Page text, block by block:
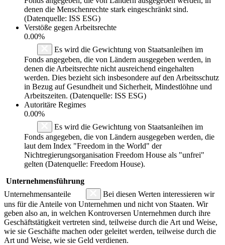
denen die Menschenrechte stark eingeschränkt sind.
(Datenquelle: ISS ESG)
Verstöße gegen Arbeitsrechte
0.00%
Es wird die Gewichtung von Staatsanleihen im
Fonds angegeben, die von Ländern ausgegeben werden, in
denen die Arbeitsrechte nicht ausreichend eingehalten
werden. Dies bezieht sich insbesondere auf den Arbeitsschutz
in Bezug auf Gesundheit und Sicherheit, Mindestlöhne und
Arbeitszeiten. (Datenquelle: ISS ESG)
Autoritäre Regimes
0.00%
Es wird die Gewichtung von Staatsanleihen im
Fonds angegeben, die von Ländern ausgegeben werden, die
laut dem Index "Freedom in the World" der
Nichtregierungsorganisation Freedom House als "unfrei"
gelten (Datenquelle: Freedom House).
Unternehmensführung
Unternehmensanteile
Bei diesen Werten interessieren wir
uns für die Anteile von Unternehmen und nicht von Staaten. Wir
geben also an, in welchen Kontroversen Unternehmen durch ihre
Geschäftstätigkeit vertreten sind, teilweise durch die Art und Weise,
wie sie Geschäfte machen oder geleitet werden, teilweise durch die
Art und Weise, wie sie Geld verdienen.